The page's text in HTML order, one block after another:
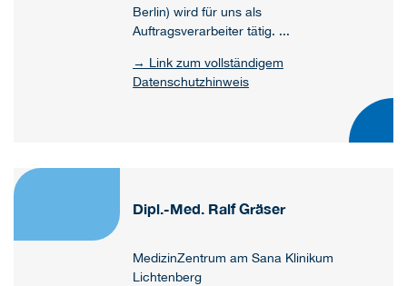
Berlin) wird für uns als
Auftragsverarbeiter tätig. ...
→ Link zum vollständigem
Datenschutzhinweis
Dipl.-Med. Ralf Gräser
MedizinZentrum am Sana Klinikum
Lichtenberg